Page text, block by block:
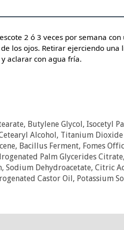
2 ó 3 veces por semana
los ojos. Retirar ejerciendo una
aclarar con agua fría.
Butylene Glycol, Isocetyl
Alcohol, Titanium
Bacillus Ferment, Fomes
Palm Glycerides
Sodium Dehydroacetate, Citric
Castor Oil, Potassium